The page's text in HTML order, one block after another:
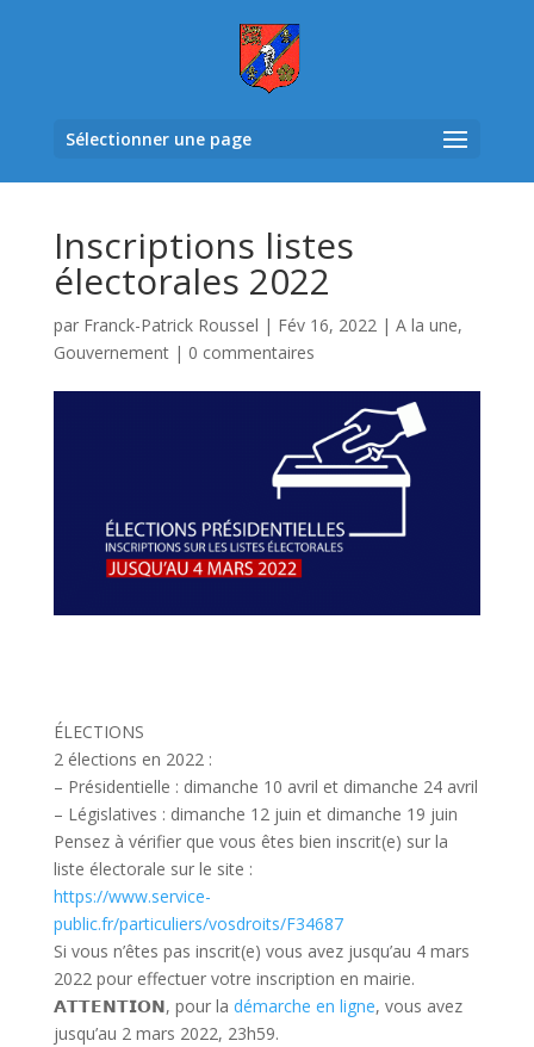
Sélectionner une page
Inscriptions listes
électorales 2022
par Franck-Patrick Roussel | Fév 16, 2022| A la une,
Gouvernement| 0 commentaires
ÉLECTIONS
2 élections en 2022 :
– Présidentielle : dimanche 10 avril et dimanche 24 avril
– Législatives : dimanche 12 juin et dimanche 19 juin
Pensez à vérifier que vous êtes bien inscrit(e) sur la
liste électorale sur le site :
https://www.service-
public.fr/particuliers/vosdroits/F34687
Si vous n’êtes pas inscrit(e) vous avez jusqu’au 4 mars
2022 pour effectuer votre inscription en mairie.
𝗔𝗧𝗧𝗘𝗡𝗧𝗜𝗢𝗡, pour la démarche en ligne, vous avez
jusqu’au 2 mars 2022, 23h59.